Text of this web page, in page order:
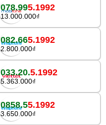
078.995.1992
13.000.000₫
082.665.1992
2.800.000₫
033.20.5.1992
5.363.000₫
0858.55.1992
3.650.000₫